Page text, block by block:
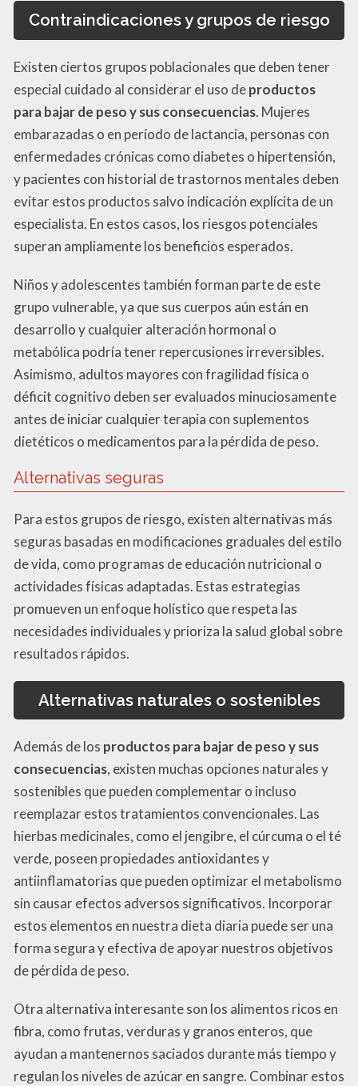
Contraindicaciones y grupos de riesgo
Existen ciertos grupos poblacionales que deben tener
especial cuidado al considerar el uso deproductos
para bajar de peso y sus consecuencias. Mujeres
embarazadas o en período de lactancia, personas con
enfermedades crónicas como diabetes o hipertensión,
y pacientes con historial de trastornos mentales deben
evitar estos productos salvo indicación explícita de un
especialista. En estos casos, los riesgos potenciales
superan ampliamente los beneficios esperados.
Niños y adolescentes también forman parte de este
grupo vulnerable, ya que sus cuerpos aún están en
desarrollo y cualquier alteración hormonal o
metabólica podría tener repercusiones irreversibles.
Asimismo, adultos mayores con fragilidad física o
déficit cognitivo deben ser evaluados minuciosamente
antes de iniciar cualquier terapia con suplementos
dietéticos o medicamentos para la pérdida de peso.
Alternativas seguras
Para estos grupos de riesgo, existen alternativas más
seguras basadas en modificaciones graduales del estilo
de vida, como programas de educación nutricional o
actividades físicas adaptadas. Estas estrategias
promueven un enfoque holístico que respeta las
necesidades individuales y prioriza la salud global sobre
resultados rápidos.
Alternativas naturales o sostenibles
Además de los productos para bajar de peso y sus
consecuencias, existen muchas opciones naturales y
sostenibles que pueden complementar o incluso
reemplazar estos tratamientos convencionales. Las
hierbas medicinales, como el jengibre, el cúrcuma o el té
verde, poseen propiedades antioxidantes y
antiinflamatorias que pueden optimizar el metabolismo
sin causar efectos adversos significativos. Incorporar
estos elementos en nuestra dieta diaria puede ser una
forma segura y efectiva de apoyar nuestros objetivos
de pérdida de peso.
Otra alternativa interesante son los alimentos ricos en
fibra, como frutas, verduras y granos enteros, que
ayudan a mantenernos saciados durante más tiempo y
regulan los niveles de azúcar en sangre. Combinar estos